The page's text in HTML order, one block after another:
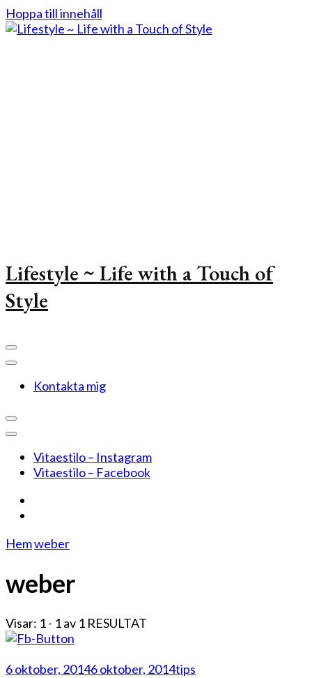
Hoppa till innehåll
Lifestyle ~ Life with a Touch of
Style
Kontakta mig
Vitaestilo – Instagram
Vitaestilo – Facebook
Hemweber
weber
Visar: 1 - 1 av 1 RESULTAT
6 oktober, 20146 oktober, 2014tips